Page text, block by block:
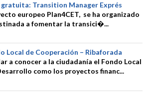
Transition Manager Exprés
europeo Plan4CET, se ha organizado
a fomentar la transici�...
Local de Cooperación – Ribaforada
a conocer a la ciudadanía el Fondo Local
como los proyectos financ...